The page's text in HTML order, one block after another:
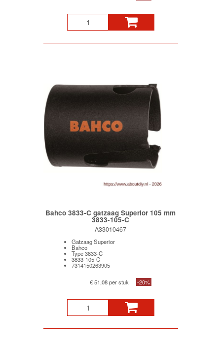
Bahco 3833-C gatzaag Superior 105 mm
3833-105-C
A33010467
Gatzaag Superior
Bahco
Type 3833-C
3833-105-C
7314150263905
€ 51,08 per stuk -20%